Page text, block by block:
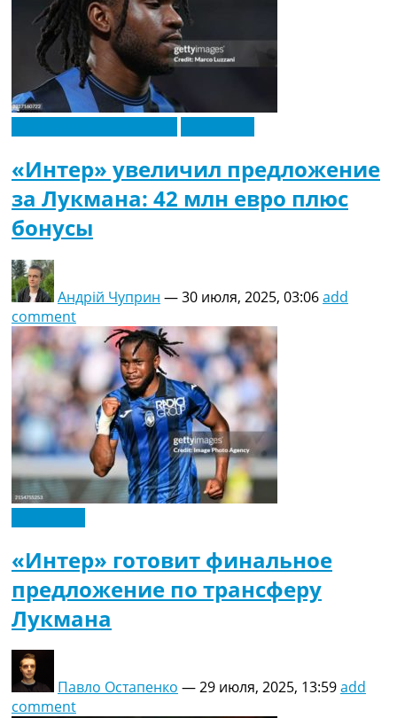
«Интер» увеличил предложение
за Лукмана: 42 млн евро плюс
бонусы
Андрій Чуприн —30 июля, 2025, 03:06add
comment
«Интер» готовит финальное
предложение по трансферу
Лукмана
Павло Остапенко —29 июля, 2025, 13:59add
comment